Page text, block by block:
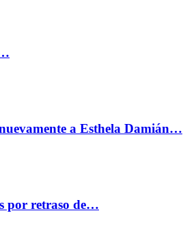
a Esthela Damián…
por retraso de…